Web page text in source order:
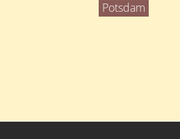
Potsdam